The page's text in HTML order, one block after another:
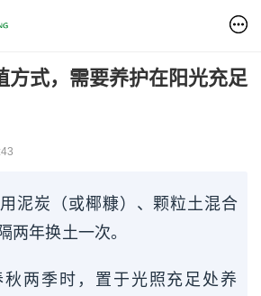
方式，需要养护在阳光充足
泥炭（或椰糠）、颗粒土混合
两年换土一次。
秋两季时，置于光照充足处养